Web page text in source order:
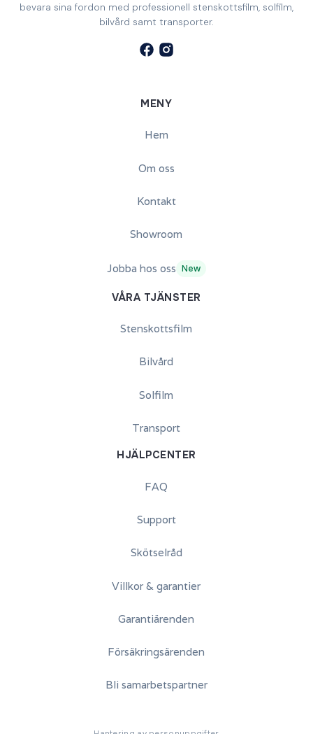
bevara sina fordon med professionell stenskottsfilm, solfilm,
bilvård samt transporter.
MENY
Hem
Om oss
Kontakt
Showroom
Jobba hos oss New
VÅRA TJÄNSTER
Stenskottsfilm
Bilvård
Solfilm
Transport
HJÄLPCENTER
FAQ
Support
Skötselråd
Villkor & garantier
Garantiärenden
Försäkringsärenden
Bli samarbetspartner